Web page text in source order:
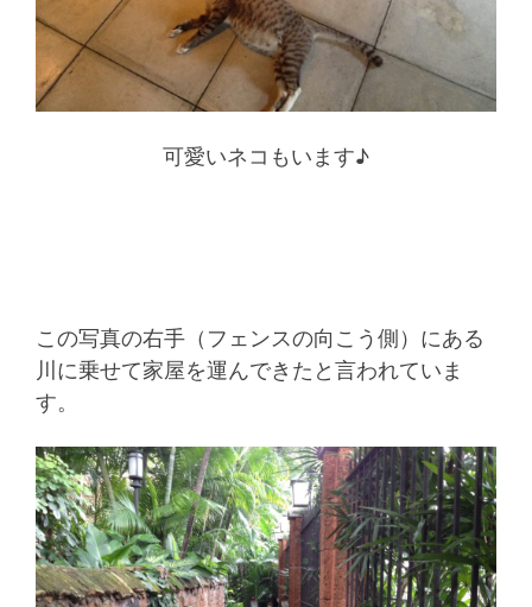
可愛いネコもいます♪
この写真の右手（フェンスの向こう側）にある
川に乗せて家屋を運んできたと言われていま
す。